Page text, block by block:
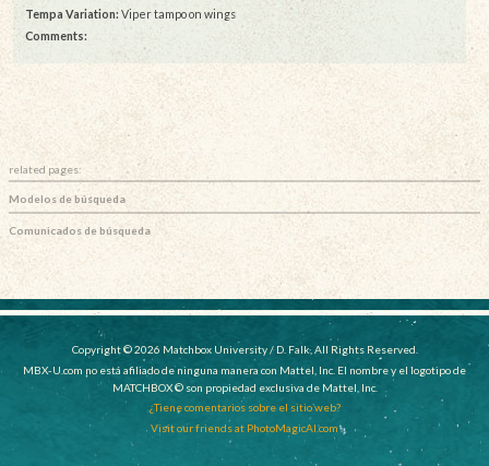
Tempa Variation: Viper tampo on wings
Comments:
related pages:
Modelos de búsqueda
Comunicados de búsqueda
Copyright © 2026 Matchbox University / D. Falk, All Rights Reserved.
MBX-U.com no está afiliado de ninguna manera con Mattel, Inc. El nombre y el logotipo de
MATCHBOX © son propiedad exclusiva de Mattel, Inc.
¿Tiene comentarios sobre el sitio web?
Visit our friends at PhotoMagicAI.com